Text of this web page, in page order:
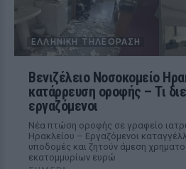
ΕΛΛΗΝΙΚΉ ΤΗΛΕΌΡΑΣΗ
Βενιζέλειο Νοσοκομείο
κατάρρευση οροφής – Τι
εργαζόμενοι
Νέα πτώση οροφής σε γραφείο
Ηρακλείου – Εργαζόμενοι
υποδομές και ζητούν άμεση
εκατομμυρίων ευρώ